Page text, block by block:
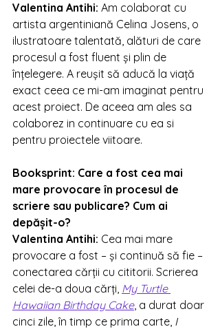
Valentina Antihi: Am colaborat cu
artista argentiniană Celina Josens, o
ilustratoare talentată, alături de care
procesul a fost fluent și plin de
înțelegere. A reușit să aducă la viață
exact ceea ce mi-am imaginat pentru
acest proiect. De aceea am ales sa
colaborez in continuare cu ea si
pentru proiectele viitoare.
Booksprint: Care a fost cea mai
mare provocare în procesul de
scriere sau publicare? Cum ai
depășit-o?
Valentina Antihi: Cea mai mare
provocare a fost – și continuă să fie –
conectarea cărții cu cititorii. Scrierea
celei de-a doua cărți, My Turtle
Hawaiian Birthday Cake, a durat doar
cinci zile, în timp ce prima carte, I